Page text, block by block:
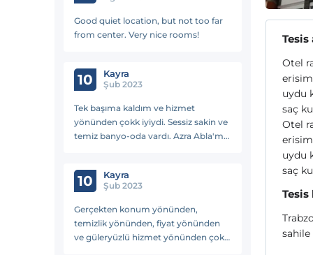
Good quiet location, but not too far
from center. Very nice rooms!
10 Kayra
Şub 2023
Tek başıma kaldım ve hizmet
yönünden çokk iyiydi. Sessiz sakin ve
temiz banyo-oda vardı. Azra Abla'ma
10 Kayra
Şub 2023
Gerçekten konum yönünden,
temizlik yönünden, fiyat yönünden
ve güleryüzlü hizmet yönünden çok
Tesis
Otel
uydu
saç
Otel
uydu
saç
sahile